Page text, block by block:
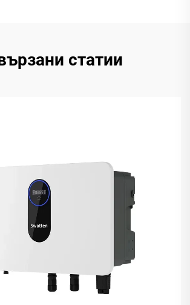
статии